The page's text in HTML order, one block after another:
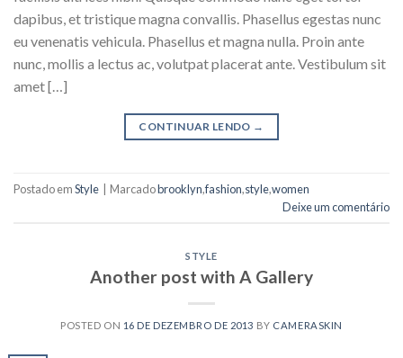
dapibus, et tristique magna convallis. Phasellus egestas nunc
eu venenatis vehicula. Phasellus et magna nulla. Proin ante
nunc, mollis a lectus ac, volutpat placerat ante. Vestibulum sit
amet […]
CONTINUAR LENDO →
Postado emStyle Marcadobrooklyn,fashion,style,women
Deixe um comentário
STYLE
Another post with A Gallery
POSTED ON 16 DE DEZEMBRO DE 2013 BY CAMERASKIN